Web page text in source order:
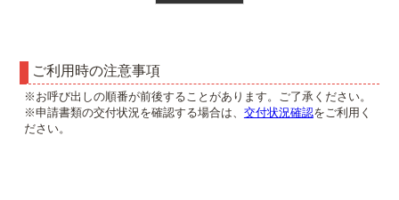
ご利用時の注意事項
※お呼び出しの順番が前後することがあります。ご了承ください。
※申請書類の交付状況を確認する場合は、 交付状況確認をご利用く
ださい。